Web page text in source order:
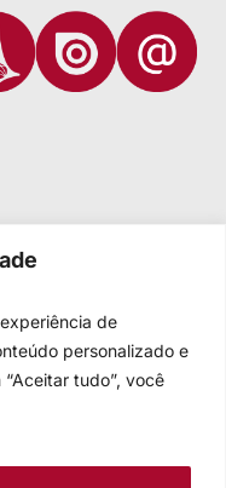
de
personalizado e
tudo”, você
Luterana no Brasil
202/4º andar Centro -